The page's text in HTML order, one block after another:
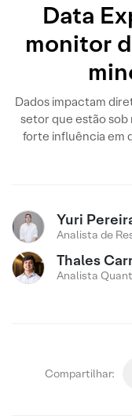
Data
monitor
Dados impactam
setor que estão
forte influência em
Yuri
Analista de
Thales
Analista
Compartilhar: